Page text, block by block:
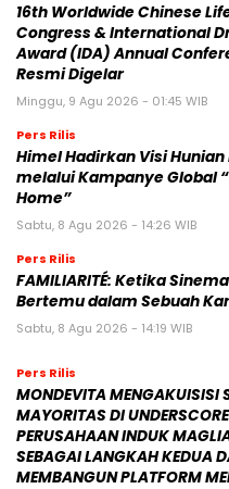
16th Worldwide Chinese
Congress & International
Award (IDA) Annual
Resmi Digelar
Minggu, 9 Agu 2026 - 01:45 WIB
Pers Rilis
Himel Hadirkan Visi
melalui Kampanye Global
Home”
Sabtu, 8 Agu 2026 - 14:26 WIB
Pers Rilis
FAMILIARITÉ: Ketika
Bertemu dalam Sebuah
Sabtu, 8 Agu 2026 - 14:19 WIB
Pers Rilis
MONDEVITA MENGAKUISISI
MAYORITAS DI
PERUSAHAAN INDUK
SEBAGAI LANGKAH KEDUA
MEMBANGUN PLATFORM